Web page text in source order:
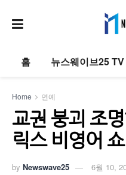
홈 뉴스웨이브25 TV
Home 연예
교권 붕괴 조명
릭스 비영어
by Newswave25 6월 10,